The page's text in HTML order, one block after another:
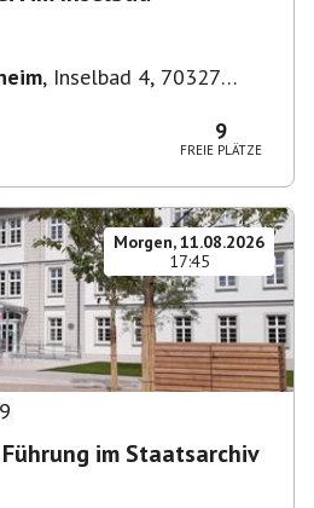
, Inselbad 4, 70327
9
FREIE PLÄTZE
Morgen, 11.08.2026
17:45
im Staatsarchiv